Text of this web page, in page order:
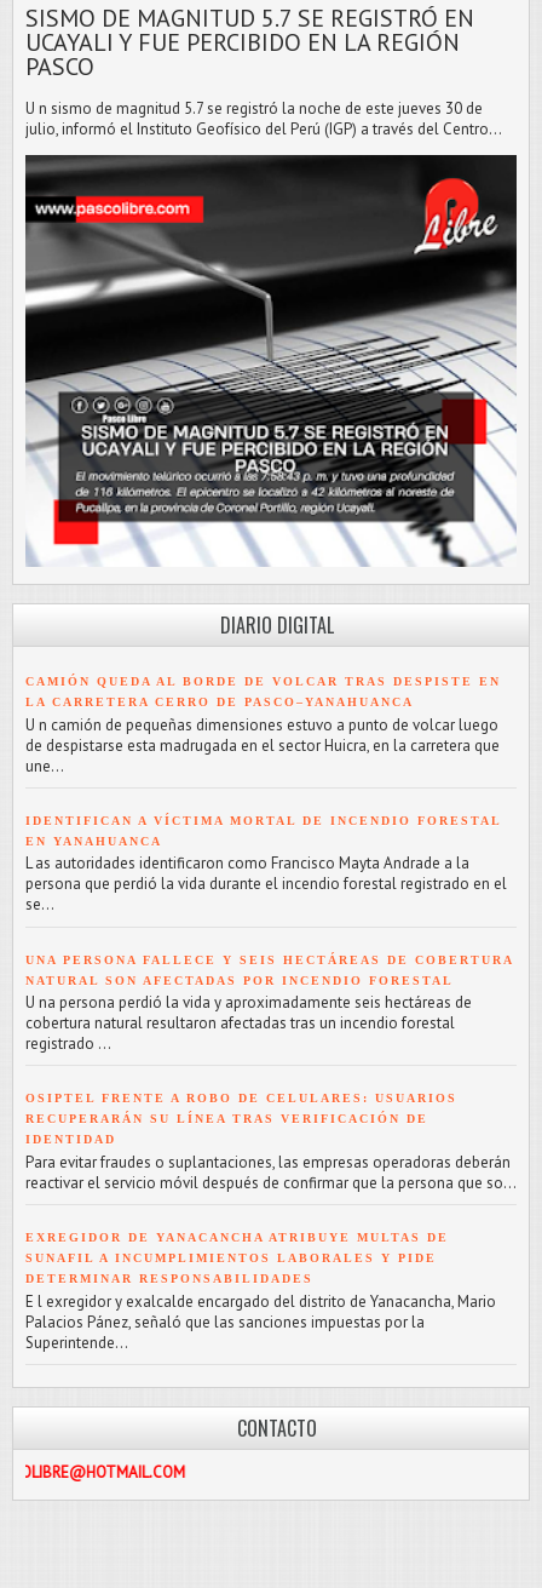
SISMO DE MAGNITUD 5.7 SE REGISTRÓ EN
UCAYALI Y FUE PERCIBIDO EN LA REGIÓN
PASCO
U n sismo de magnitud 5.7 se registró la noche de este jueves 30 de
julio, informó el Instituto Geofísico del Perú (IGP) a través del Centro...
DIARIO DIGITAL
CAMIÓN QUEDA AL BORDE DE VOLCAR TRAS DESPISTE EN
LA CARRETERA CERRO DE PASCO–YANAHUANCA
U n camión de pequeñas dimensiones estuvo a punto de volcar luego
de despistarse esta madrugada en el sector Huicra, en la carretera que
une...
IDENTIFICAN A VÍCTIMA MORTAL DE INCENDIO FORESTAL
EN YANAHUANCA
L as autoridades identificaron como Francisco Mayta Andrade a la
persona que perdió la vida durante el incendio forestal registrado en el
se...
UNA PERSONA FALLECE Y SEIS HECTÁREAS DE COBERTURA
NATURAL SON AFECTADAS POR INCENDIO FORESTAL
U na persona perdió la vida y aproximadamente seis hectáreas de
cobertura natural resultaron afectadas tras un incendio forestal
registrado ...
OSIPTEL FRENTE A ROBO DE CELULARES: USUARIOS
RECUPERARÁN SU LÍNEA TRAS VERIFICACIÓN DE
IDENTIDAD
Para evitar fraudes o suplantaciones, las empresas operadoras deberán
reactivar el servicio móvil después de confirmar que la persona que so...
EXREGIDOR DE YANACANCHA ATRIBUYE MULTAS DE
SUNAFIL A INCUMPLIMIENTOS LABORALES Y PIDE
DETERMINAR RESPONSABILIDADES
E l exregidor y exalcalde encargado del distrito de Yanacancha, Mario
Palacios Pánez, señaló que las sanciones impuestas por la
Superintende...
CONTACTO